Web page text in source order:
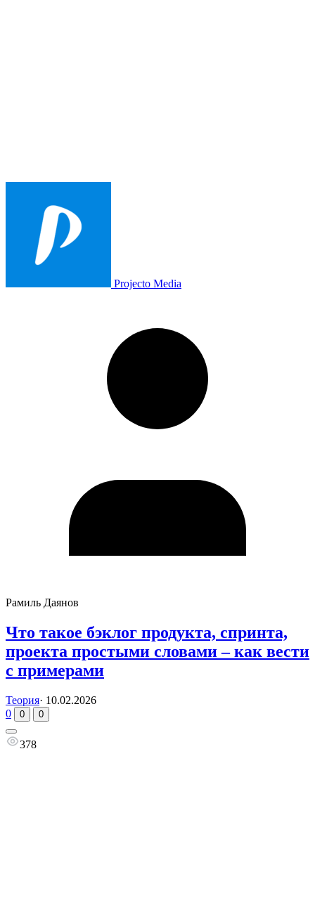
Projecto Media
Рамиль Даянов
Что такое бэклог продукта, спринта,
проекта простыми словами – как вести
с примерами
Теория· 10.02.2026
0
0 0
378